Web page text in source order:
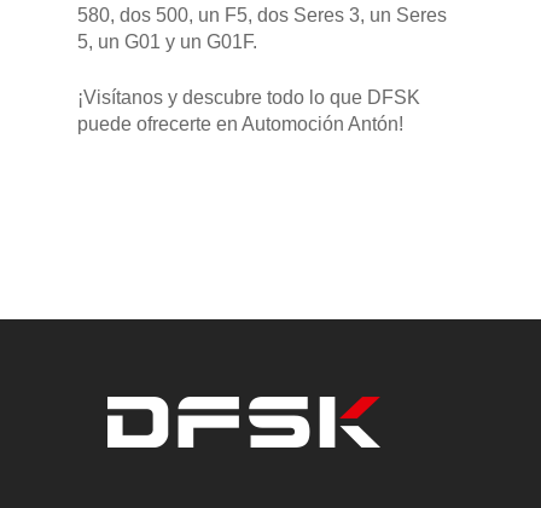
580, dos 500, un F5, dos Seres 3, un Seres
5, un G01 y un G01F.
¡Visítanos y descubre todo lo que DFSK
puede ofrecerte en Automoción Antón!
Accesorios